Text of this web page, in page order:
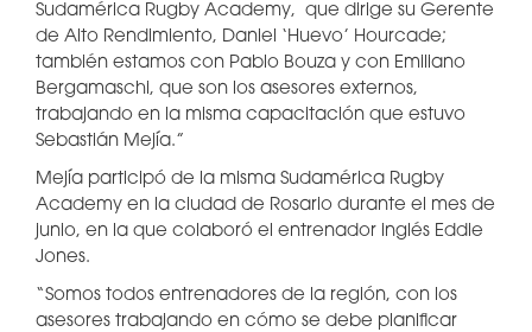
Sudamérica Rugby Academy, que dirige su Gerente
de Alto Rendimiento, Daniel ‘Huevo’ Hourcade;
también estamos con Pablo Bouza y con Emiliano
Bergamaschi, que son los asesores externos,
trabajando en la misma capacitación que estuvo
Sebastián Mejía.”
Mejía participó de la misma Sudamérica Rugby
Academy en la ciudad de Rosario durante el mes de
junio, en la que colaboró el entrenador inglés Eddie
Jones.
“Somos todos entrenadores de la región, con los
asesores trabajando en cómo se debe planificar